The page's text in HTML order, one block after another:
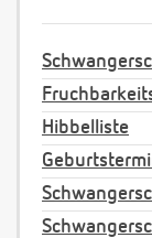
Hibbelliste